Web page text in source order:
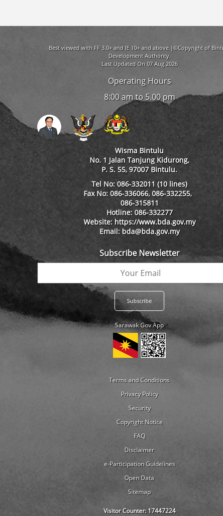
Best viewed with FF 3.0+ and IE 10+ and above.|©Copyright of
Development Authority.
Last Updated On 07 Aug 2026
Operating Hours
8:00 am to 5.00 pm
Wisma Bintulu
No. 1 Jalan Tanjung Kidurong,
P. S. 55, 97007 Bintulu.
Tel No: 086-332011 (10 lines)
Fax No: 086-336066, 086-332255,
086-315811
Hotline: 086-332277
Website: https://www.bda.gov.my
Email: bda@bda.gov.my
Subscribe Newsletter
Sarawak Gov App
Terms and Conditions
Privacy Policy
Security
Copyright Notice
FAQ
Disclaimer
e-Participation Guidelines
Open Data
Sitemap
Visitor Counter:17447224